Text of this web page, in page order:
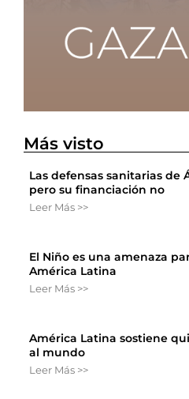
Más visto
Las defensas sanitarias de
pero su financiación no
Leer Más >>
El Niño es una amenaza
América Latina
Leer Más >>
América Latina sostiene
al mundo
Leer Más >>